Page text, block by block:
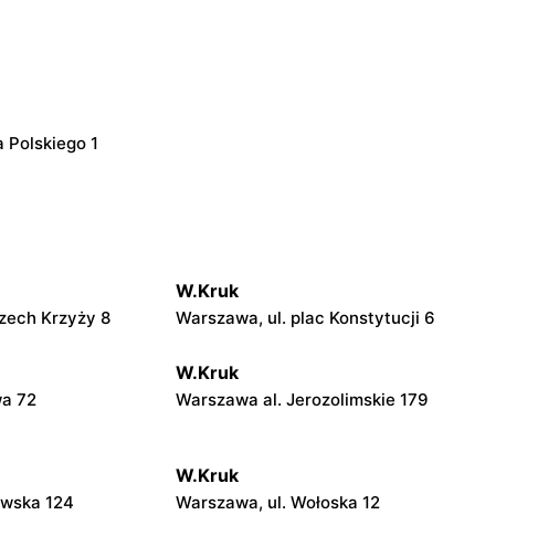
Polskiego 1
Krzyży 8
W.Kruk
Warszawa, ul. plac Konstytucji 6
72
W.Kruk
Warszawa al. Jerozolimskie 179
124
W.Kruk
Warszawa, ul. Wołoska 12